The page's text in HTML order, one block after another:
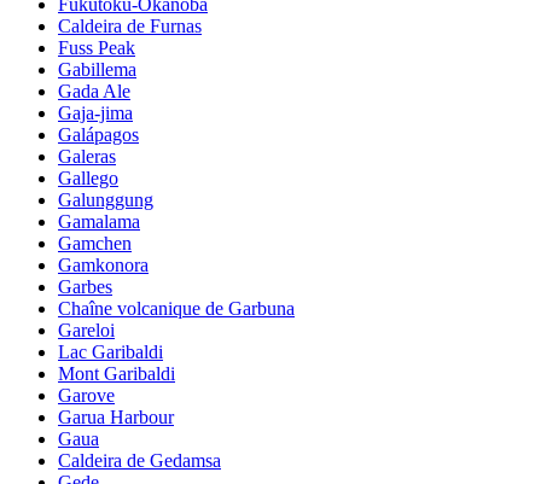
Caldeira de Furnas
Fuss Peak
Gabillema
Gada Ale
Gaja-jima
Galápagos
Galeras
Gallego
Galunggung
Gamalama
Gamchen
Gamkonora
Garbes
Chaîne volcanique de Garbuna
Gareloi
Lac Garibaldi
Mont Garibaldi
Garove
Garua Harbour
Gaua
Caldeira de Gedamsa